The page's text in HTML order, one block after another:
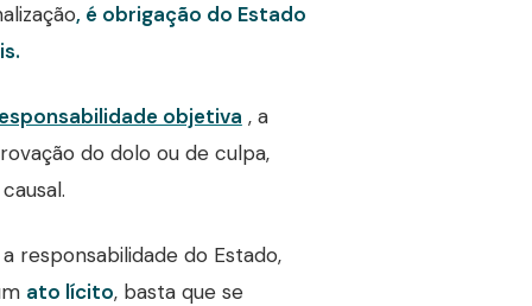
, é obrigação do Estado
objetiva , a
do dolo ou de culpa,
responsabilidade do Estado,
ato lícito, basta que se